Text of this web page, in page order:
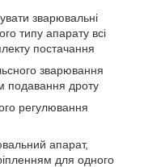
зварювальні
типу апарату всі
постачання
зварювання
подавання дроту
регулювання
апарат,
для одного